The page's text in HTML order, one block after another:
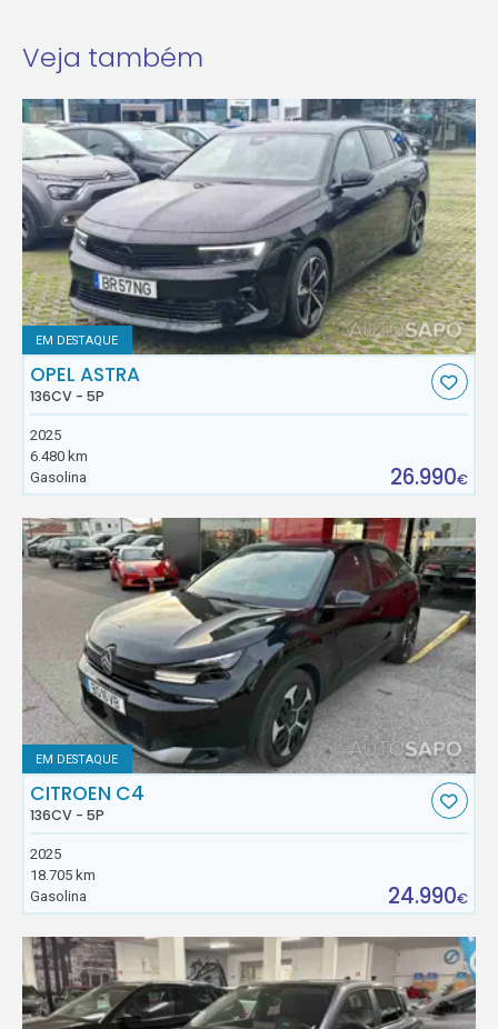
Veja também
EM DESTAQUE
OPEL ASTRA
136CV - 5P
2025
6.480 km
Gasolina
26.990€
EM DESTAQUE
CITROEN C4
136CV - 5P
2025
18.705 km
Gasolina
24.990€